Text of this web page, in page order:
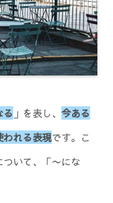
る 」を表し、 今ある
われる表現です。こ
いて、「〜にな